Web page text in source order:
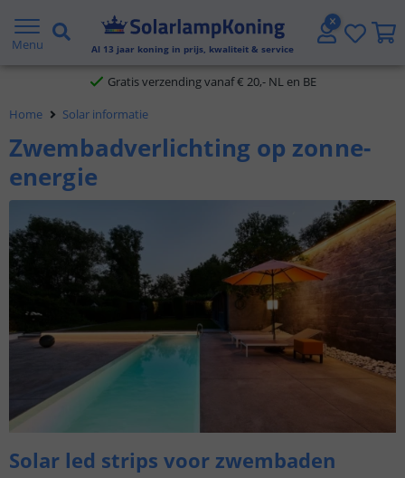
Menu Al 13 jaar koning in prijs, kwaliteit & service
2 jaar garantie
Gratis verzending vanaf € 20,- NL en BE
morgen in huis
Home Solar informatie
Zwembadverlichting op zonne-
energie
Solar led strips voor zwembaden